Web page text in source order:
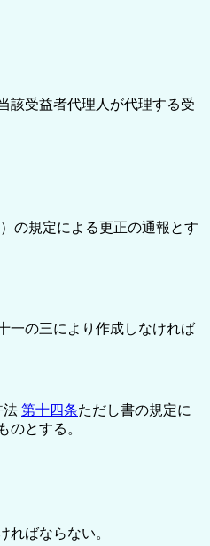
該受益者代理人が代理する受
の規定による更正の通報とす
一の三により作成しなければ
法 第十四条ただし書の規定に
とする。
ばならない。